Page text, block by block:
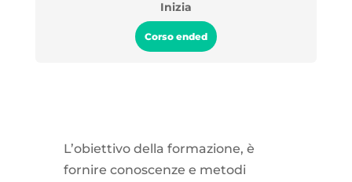
Inizia
Corso ended
L’obiettivo della formazione, è
fornire conoscenze e metodi